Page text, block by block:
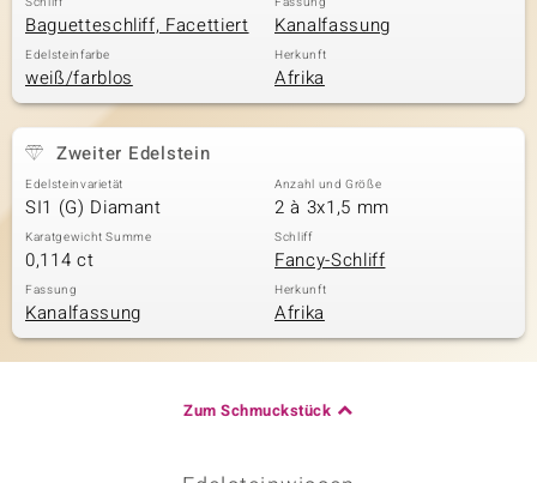
Baguetteschliff, Facettiert Kanalfassung
Edelsteinfarbe
weiß/farblos
Herkunft
Afrika
Zweiter Edelstein
Edelsteinvarietät
SI1 (G) Diamant
Anzahl und Größe
2 à 3x1,5 mm
Karatgewicht Summe
0,114 ct
Schliff
Fancy-Schliff
Fassung
Kanalfassung
Herkunft
Afrika
Zum Schmuckstück